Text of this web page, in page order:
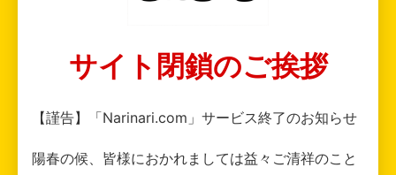
サイト閉鎖のご挨拶
【謹告】「Narinari.com」サービス終了のお知らせ
陽春の候、皆様におかれましては益々ご清祥のこと